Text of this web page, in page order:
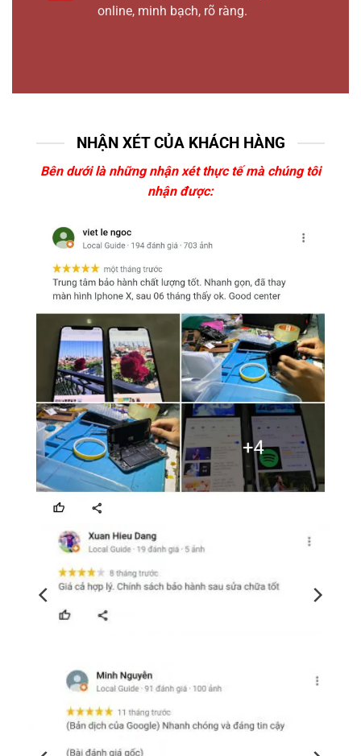
online, minh bạch, rõ ràng.
NHẬN XÉT CỦA KHÁCH HÀNG
Bên dưới là những nhận xét thực tế mà chúng tôi
nhận được: